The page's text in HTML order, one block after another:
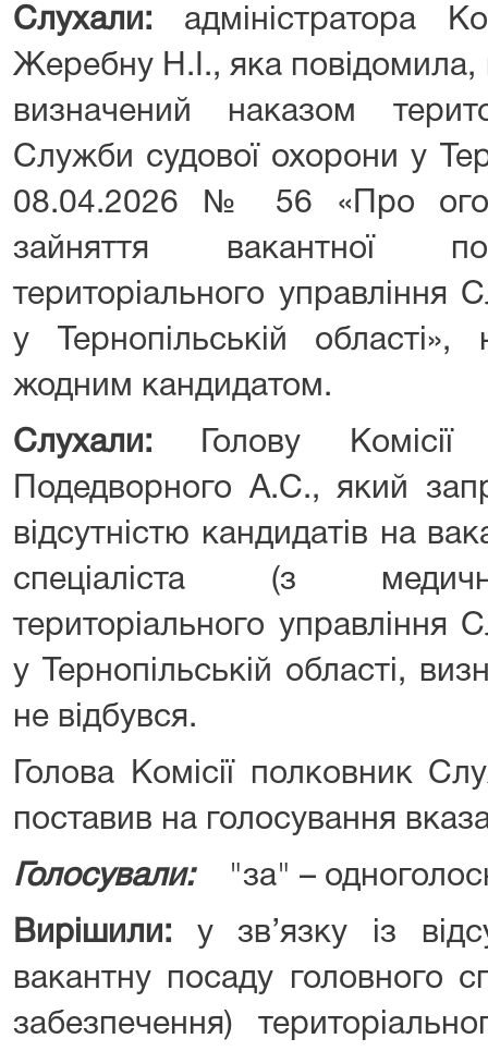
Слухали: адміністратора
Жеребну Н.І., яка
визначений наказом
Служби судової охорони у
08.04.2026 № 56 «Про
зайняття вакантної
територіального управління
у Тернопільській
жодним кандидатом.
Слухали:
Голову
Подедворного А.С., який
відсутністю кандидатів на
спеціаліста (з
територіального управління
у Тернопільській області,
не відбувся.
Голова Комісії полковник
поставив на голосування
Голосували:
"за" –
Вирішили: у зв’язку із
вакантну посаду головного
забезпечення)